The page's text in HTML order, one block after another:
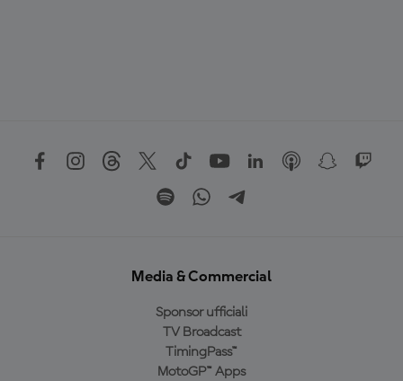
Media & Commercial
Sponsor ufficiali
TV Broadcast
TimingPass™
MotoGP™ Apps